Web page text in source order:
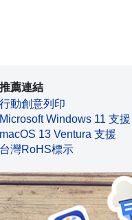
推薦連結
行動創意列印
Microsoft Windows 11 支援
macOS 13 Ventura 支援
台灣RoHS標示